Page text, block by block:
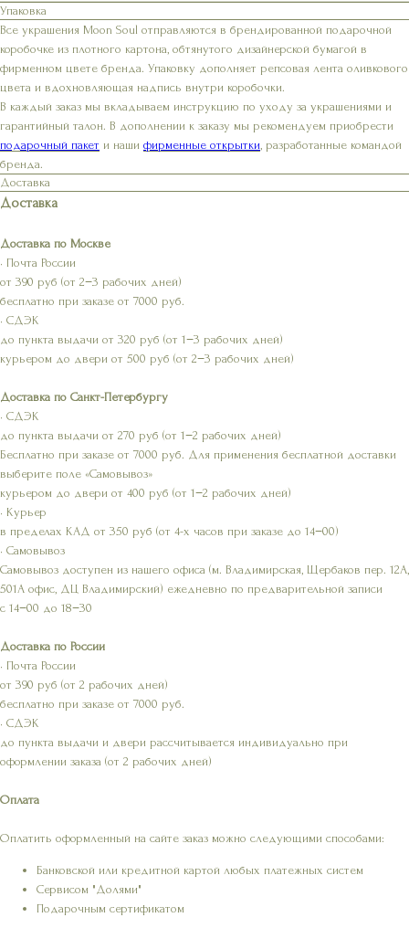
Упаковка
Все украшения Moon Soul отправляются в брендированной подарочной
коробочке из плотного картона, обтянутого дизайнерской бумагой в
фирменном цвете бренда. Упаковку дополняет репсовая лента оливкового
цвета и вдохновляющая надпись внутри коробочки.
В каждый заказ мы вкладываем инструкцию по уходу за украшениями и
гарантийный талон. В дополнении к заказу мы рекомендуем приобрести
подарочный пакет и наши фирменные открытки , разработанные командой
бренда.
Доставка
Доставка
Доставка по Москве
• Почта России
от 390 руб (от 2−3 рабочих дней)
бесплатно при заказе от 7000 руб.
• СДЭК
до пункта выдачи от 320 руб (от 1−3 рабочих дней)
курьером до двери от 500 руб (от 2−3 рабочих дней)
Доставка по Санкт-Петербургу
• СДЭК
до пункта выдачи от 270 руб (от 1−2 рабочих дней)
Бесплатно при заказе от 7000 руб. Для применения бесплатной доставки
выберите поле «Самовывоз»
курьером до двери от 400 руб (от 1−2 рабочих дней)
• Курьер
в пределах КАД от 350 руб (от 4-х часов при заказе до 14−00)
• Самовывоз
Самовывоз доступен из нашего офиса (м. Владимирская, Щербаков пер. 12А,
501А офис, ДЦ Владимирский) ежедневно по предварительной записи
с 14−00 до 18−30
Доставка по России
• Почта России
от 390 руб (от 2 рабочих дней)
бесплатно при заказе от 7000 руб.
• СДЭК
до пункта выдачи и двери рассчитывается индивидуально при
оформлении заказа (от 2 рабочих дней)
Оплата
Оплатить оформленный на сайте заказ можно следующими способами:
Банковской или кредитной картой любых платежных систем
Сервисом "Долями"
Подарочным сертификатом